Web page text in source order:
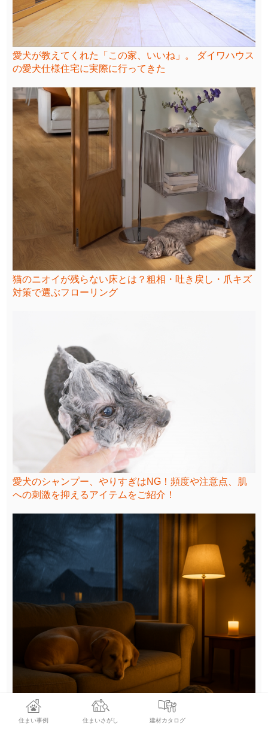
愛犬が教えてくれた「この家、いいね」。 ダイワハウス
の愛犬仕様住宅に実際に行ってきた
猫のニオイが残らない床とは？粗相・吐き戻し・爪キズ
対策で選ぶフローリング
愛犬のシャンプー、やりすぎはNG！頻度や注意点、肌
への刺激を抑えるアイテムをご紹介！
住まい事例 住まいさがし 建材カタログ